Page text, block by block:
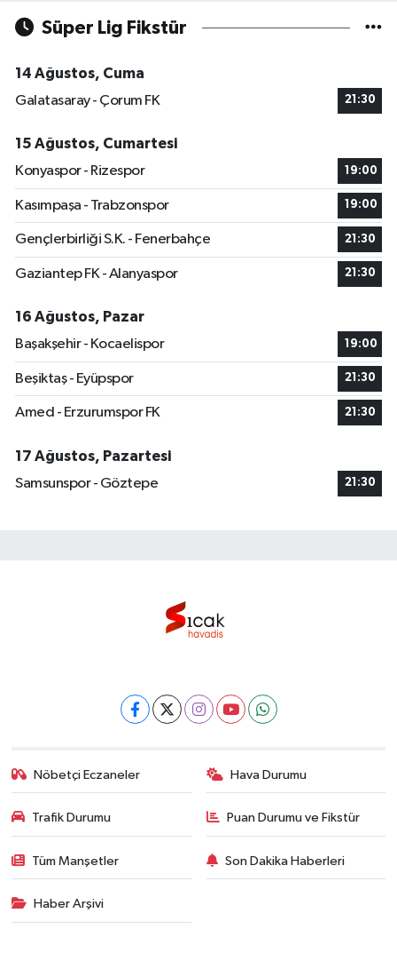
Süper Lig Fikstür
14 Ağustos, Cuma
Galatasaray - Çorum FK
21:30
15 Ağustos, Cumartesi
Konyaspor - Rizespor
19:00
Kasımpaşa - Trabzonspor 19:00
Gençlerbirliği S.K. - Fenerbahçe 21:30
Gaziantep FK - Alanyaspor 21:30
16 Ağustos, Pazar
Başakşehir - Kocaelispor
19:00
Beşiktaş - Eyüpspor 21:30
Amed - Erzurumspor FK 21:30
17 Ağustos, Pazartesi
Samsunspor - Göztepe
21:30
Nöbetçi Eczaneler Hava Durumu
Trafik Durumu Puan Durumu ve Fikstür
Tüm Manşetler Son Dakika Haberleri
Haber Arşivi